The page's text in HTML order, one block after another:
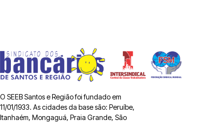
O SEEB Santos e Região foi fundado em
11/01/1933. As cidades da base são: Peruíbe,
Itanhaém, Mongaguá, Praia Grande, São